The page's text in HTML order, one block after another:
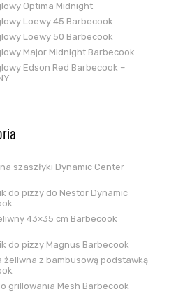
Optima Midnight
Loewy 45 Barbecook
Loewy 50 Barbecook
Major Midnight Barbecook
Edson Red Barbecook –
szaszłyki Dynamic Center
do pizzy do Nestor Dynamic
43×35 cm Barbecook
do pizzy Magnus Barbecook
żeliwna z bambusową podstawką
grillowania Mesh Barbecook